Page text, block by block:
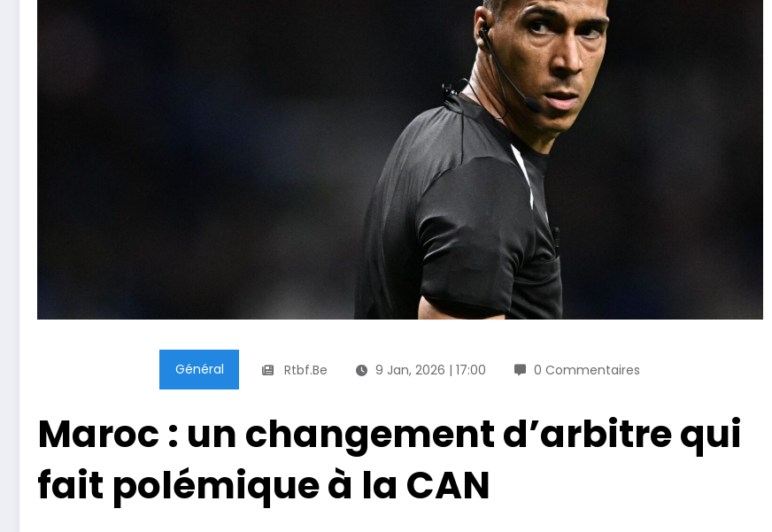
Général Rtbf.be 9 Jan, 2026 | 17:00 0 Commentaires
Maroc : un changement d’arbitre qui
fait polémique à la CAN